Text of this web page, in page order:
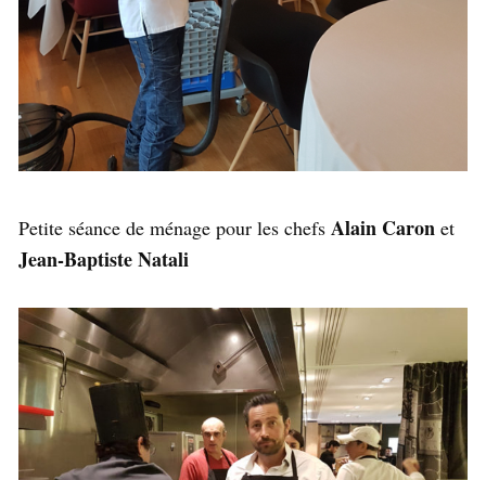
Petite séance de ménage pour les chefs Alain Caron et
Jean-Baptiste Natali